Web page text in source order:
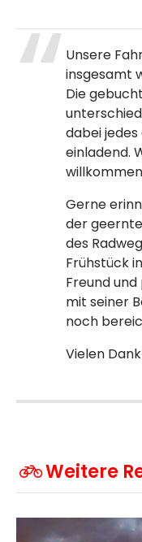
Unsere
insgesamt
Die
dabei
einladend.
Gerne
der
des
Frühstück
Freund
mit seiner
noch
Vielen
Weitere